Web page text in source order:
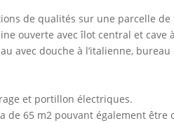
de qualités sur une parcelle de
ouverte avec îlot central et cave
avec douche à l’italienne,
et portillon électriques.
de 65 m2 pouvant également être